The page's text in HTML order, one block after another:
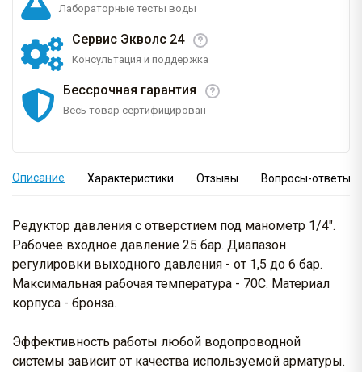
Лабораторные тесты воды
Сервис Экволс 24
Консультация и поддержка
Бессрочная гарантия
Весь товар сертифицирован
Описание Характеристики Отзывы Вопросы-ответы
Редуктор давления с отверстием под манометр 1/4".
Рабочее входное давление 25 бар. Диапазон
регулировки выходного давления - от 1,5 до 6 бар.
Максимальная рабочая температура - 70С. Материал
корпуса - бронза.
Эффективность работы любой водопроводной
системы зависит от качества используемой арматуры.